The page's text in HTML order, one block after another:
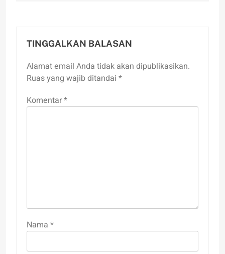
TINGGALKAN BALASAN
Alamat email Anda tidak akan dipublikasikan.
Ruas yang wajib ditandai *
Komentar*
Nama *